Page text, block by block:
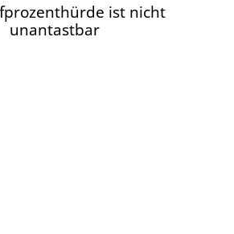
ist nicht
unantastbar